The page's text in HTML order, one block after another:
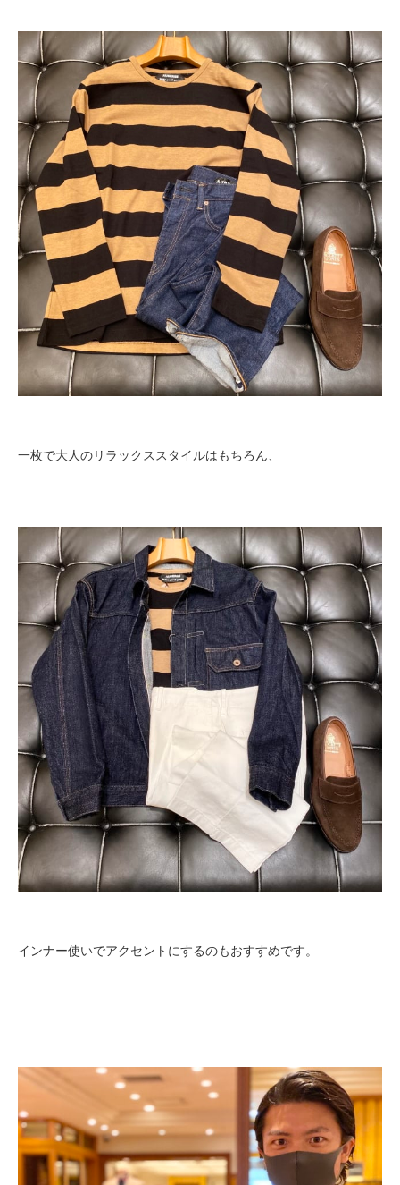
一枚で大人のリラックススタイルはもちろん、
インナー使いでアクセントにするのもおすすめです。